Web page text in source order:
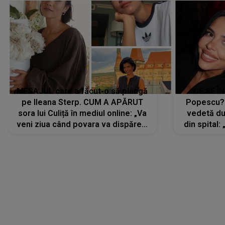
MESAJUL care a făcut-o să plângă
pe Ileana Sterp. CUM A APĂRUT
sora lui Culiță în mediul online: „Va
veni ziua când povara va dispărea,
vedetă
din spital: